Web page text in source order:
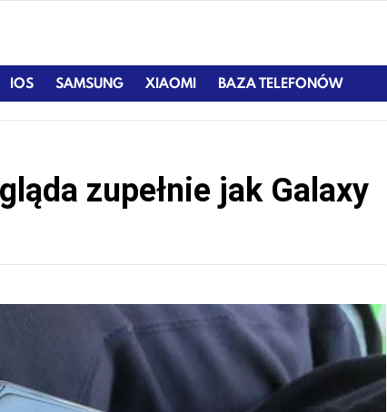
IOS SAMSUNG XIAOMI BAZA TELEFONÓW
zupełnie jak Galaxy